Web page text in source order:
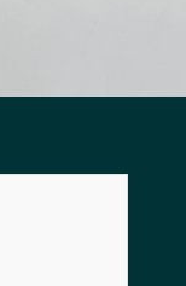
する 企業100選
別対談